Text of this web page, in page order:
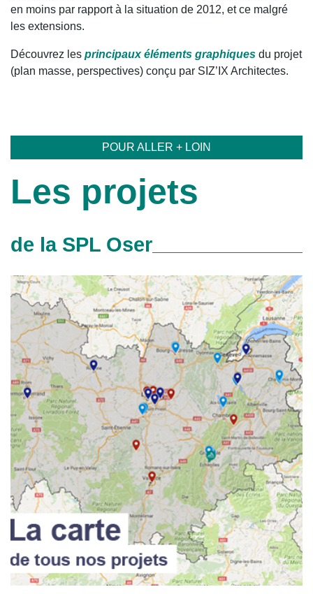
en moins par rapport à la situation de 2012, et ce malgré
les extensions.
Découvrez les principaux éléments graphiques du projet
(plan masse, perspectives) conçu par SIZ’IX Architectes.
POUR ALLER + LOIN
Les projets
de la SPL Oser